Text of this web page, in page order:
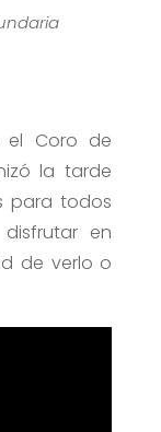
el Coro de
la tarde
para todos
en
de verlo o